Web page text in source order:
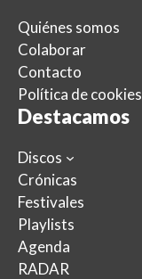
Quiénes somos
Colaborar
Contacto
Política de cookies
Destacamos
Discos
Crónicas
Festivales
Playlists
Agenda
RADAR